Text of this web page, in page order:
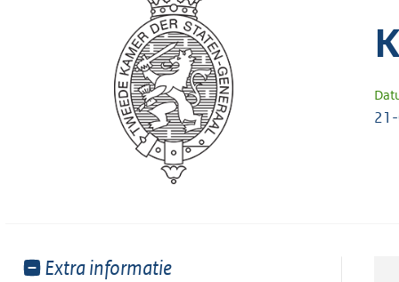
Toon
Extra informatie